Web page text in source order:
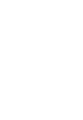
는 배편인천에
행정보 알아보기'